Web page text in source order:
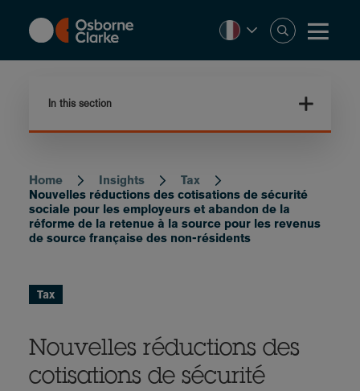
content
In this section
Breadcrumb
Home Insights
Tax
Nouvelles réductions des cotisations de sécurité
sociale pour les employeurs et abandon de la
réforme de la retenue à la source pour les revenus
de source française des non-résidents
Tax
Nouvelles réductions des
cotisations de sécurité